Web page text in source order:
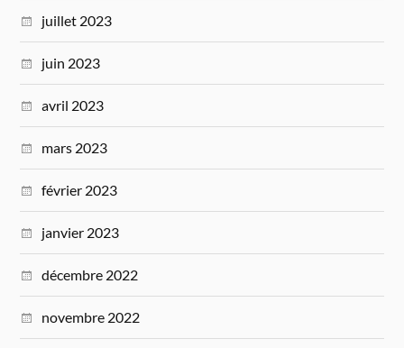
juillet 2023
juin 2023
avril 2023
mars 2023
février 2023
janvier 2023
décembre 2022
novembre 2022